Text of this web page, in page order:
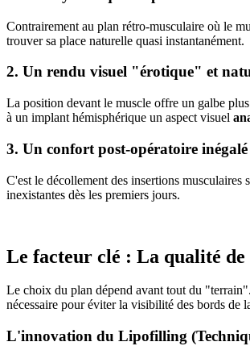
Contrairement au plan rétro-musculaire où le
trouver sa place naturelle quasi instantanément.
2. Un rendu visuel "érotique" et
La position devant le muscle offre un galbe
à un implant hémisphérique un aspect visuel
3. Un confort post-opératoire inégalé
C'est le décollement des insertions
inexistantes dès les premiers jours.
Le facteur clé : La qualité
Le choix du plan dépend avant tout du
nécessaire pour éviter la visibilité des bords de
L'innovation du Lipofilling